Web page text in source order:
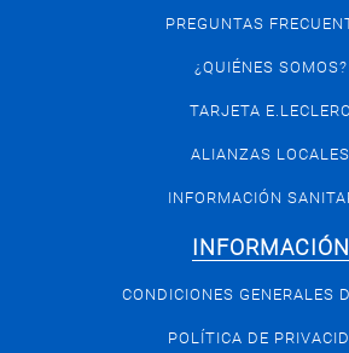
PREGUNTAS
¿QUIÉNES SOMOS?
TARJETA E.LECLERC
ALIANZAS LOCALES
INFORMACIÓN
INFORMACIÓN
CONDICIONES GENERALES
POLÍTICA DE